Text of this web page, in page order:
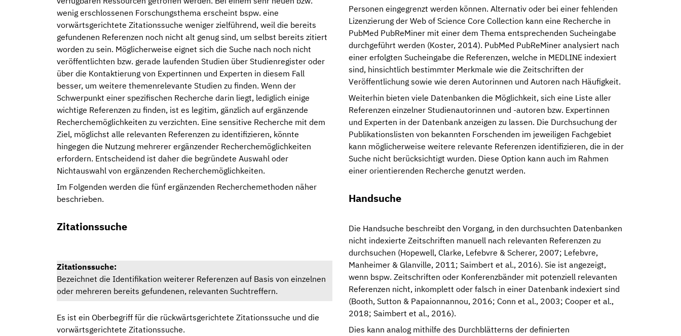
wenig erschlossenen Forschungsthema erscheint bspw. eine
vorwärtsgerichtete Zitationssuche weniger zielführend, weil die bereits
gefundenen Referenzen noch nicht alt genug sind, um selbst bereits zitiert
worden zu sein. Möglicherweise eignet sich die Suche nach noch nicht
veröffentlichten bzw. gerade laufenden Studien über Studienregister oder
über die Kontaktierung von Expertinnen und Experten in diesem Fall
besser, um weitere themenrelevante Studien zu finden. Wenn der
Schwerpunkt einer spezifischen Recherche darin liegt, lediglich einige
wichtige Referenzen zu finden, ist es legitim, gänzlich auf ergänzende
Recherchemöglichkeiten zu verzichten. Eine sensitive Recherche mit dem
Ziel, möglichst alle relevanten Referenzen zu identifizieren, könnte
hingegen die Nutzung mehrerer ergänzender Recherchemöglichkeiten
erfordern. Entscheidend ist daher die begründete Auswahl oder
Nichtauswahl von ergänzenden Recherchemöglichkeiten.
Im Folgenden werden die fünf ergänzenden Recherchemethoden näher
beschrieben.
Zitationssuche
Zitationssuche:
Bezeichnet die Identifikation weiterer Referenzen auf Basis von einzelnen
oder mehreren bereits gefundenen, relevanten Suchtreffern.
Es ist ein Oberbegriff für die rückwärtsgerichtete Zitationssuche und die
vorwärtsgerichtete Zitationssuche.
Personen eingegrenzt werden können. Alternativ oder bei einer fehlenden
Lizenzierung der Web of Science Core Collection kann eine Recherche in
PubMed PubReMiner mit einer dem Thema entsprechenden Sucheingabe
durchgeführt werden (Koster, 2014). PubMed PubReMiner analysiert nach
einer erfolgten Sucheingabe die Referenzen, welche in MEDLINE indexiert
sind, hinsichtlich bestimmter Merkmale wie die Zeitschriften der
Veröffentlichung sowie wie deren Autorinnen und Autoren nach Häufigkeit.
Weiterhin bieten viele Datenbanken die Möglichkeit, sich eine Liste aller
Referenzen einzelner Studienautorinnen und -autoren bzw. Expertinnen
und Experten in der Datenbank anzeigen zu lassen. Die Durchsuchung der
Publikationslisten von bekannten Forschenden im jeweiligen Fachgebiet
kann möglicherweise weitere relevante Referenzen identifizieren, die in der
Suche nicht berücksichtigt wurden. Diese Option kann auch im Rahmen
einer orientierenden Recherche genutzt werden.
Handsuche
Die Handsuche beschreibt den Vorgang, in den durchsuchten Datenbanken
nicht indexierte Zeitschriften manuell nach relevanten Referenzen zu
durchsuchen (Hopewell, Clarke, Lefebvre & Scherer, 2007; Lefebvre,
Manheimer & Glanville, 2011; Saimbert et al., 2016). Sie ist angezeigt,
wenn bspw. Zeitschriften oder Konferenzbänder mit potenziell relevanten
Referenzen nicht, inkomplett oder falsch in einer Datenbank indexiert sind
(Booth, Sutton & Papaionnannou, 2016; Conn et al., 2003; Cooper et al.,
2018; Saimbert et al., 2016).
Dies kann analog mithilfe des Durchblätterns der definierten